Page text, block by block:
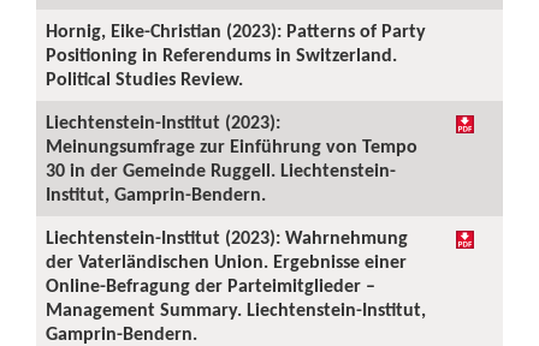
Hornig, Eike-Christian (2023): Patterns of Party
Positioning in Referendums in Switzerland.
Political Studies Review.
Liechtenstein-Institut (2023):
Meinungsumfrage zur Einführung von Tempo
30 in der Gemeinde Ruggell. Liechtenstein-
Institut, Gamprin-Bendern.
Liechtenstein-Institut (2023): Wahrnehmung
der Vaterländischen Union. Ergebnisse einer
Online-Befragung der Parteimitglieder –
Management Summary. Liechtenstein-Institut,
Gamprin-Bendern.